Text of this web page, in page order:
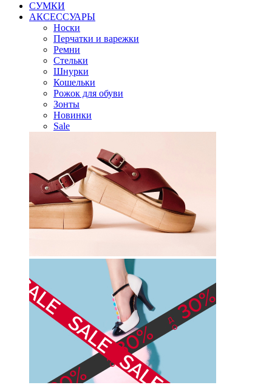
СУМКИ
АКСЕССУАРЫ
Носки
Перчатки и варежки
Ремни
Стельки
Шнурки
Кошельки
Рожок для обуви
Зонты
Новинки
Sale